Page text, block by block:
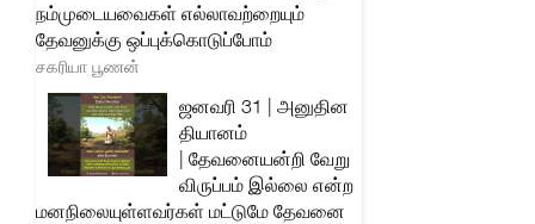
நம்முடையவைகள் எல்லாவற்றையும்
தேவனுக்கு ஒப்புக்கொடுப்போம்
சகரியா பூணன்
ஜனவரி 31 | அனுதின
தியானம்
| தேவனையன்றி வேறு
விருப்பம் இல்லை என்ற
மனநிலையுள்ளவர்கள் மட்டுமே தேவனை